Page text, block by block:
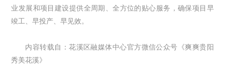
业发展和项目建设提供全周期、全方位的贴心服务，确保项目早
竣工、早投产、早见效。
内容转载自：花溪区融媒体中心官方微信公众号《爽爽贵阳
秀美花溪》